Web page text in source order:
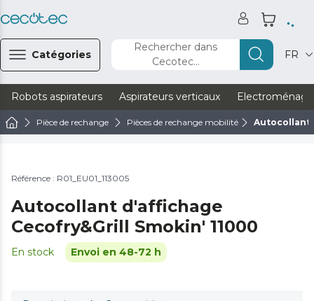
Catégories
Rechercher dans
Cecotec...
FR
Robots aspirateurs Aspirateurs verticaux
Pièce de rechange Pièces de rechange mobilité Autocollant
Référence : R01_EU01_113005
Autocollant d'affichage
Cecofry&Grill Smokin' 11000
En stock Envoi en 48-72 h